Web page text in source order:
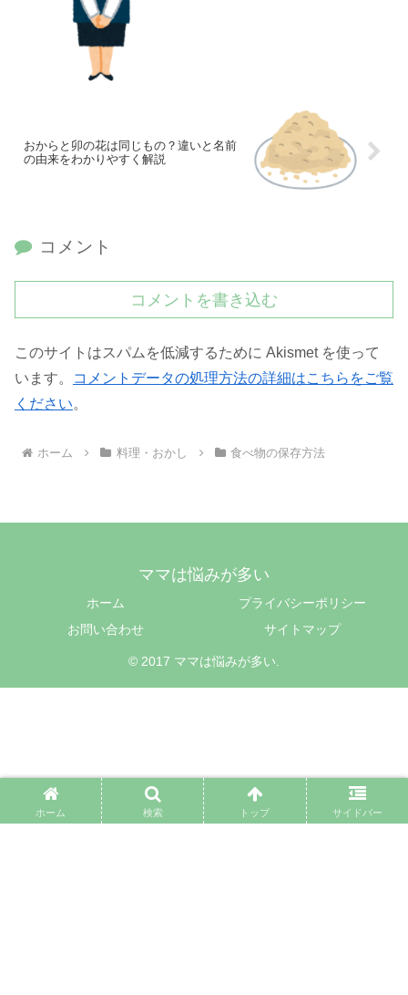
おからと卯の花は同じもの？違いと名前
の由来をわかりやすく解説
コメント
コメントを書き込む
このサイトはスパムを低減するために Akismet を使って
います。
コメントデータの処理方法の詳細はこちらをご覧
ください。
ホーム 料理・おかし 食べ物の保存方法
ママは悩みが多い
ホーム
プライバシーポリシー
お問い合わせ
サイトマップ
© 2017 ママは悩みが多い.
ホーム 検索 トップ サイドバー